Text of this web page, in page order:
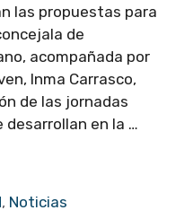
las propuestas para
de
acompañada por
Inma Carrasco,
de las jornadas
en la …
, Noticias